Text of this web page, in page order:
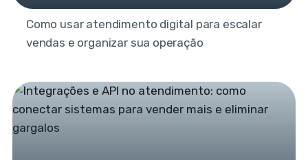
Como usar atendimento digital para escalar
vendas e organizar sua operação